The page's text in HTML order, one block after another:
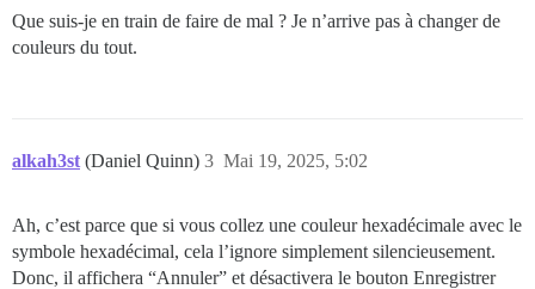
Que suis-je en train de faire de mal ? Je n’arrive pas à changer de
couleurs du tout.
alkah3st (Daniel Quinn) Mai 19, 2025, 5:02
3
Ah, c’est parce que si vous collez une couleur hexadécimale avec le
symbole hexadécimal, cela l’ignore simplement silencieusement.
Donc, il affichera “Annuler” et désactivera le bouton Enregistrer